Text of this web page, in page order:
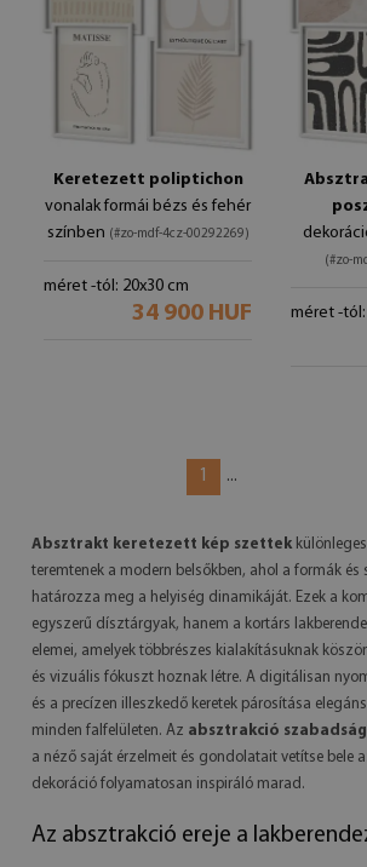
Keretezett poliptichon
vonalak formái bézs és fehér
színben (#zo-mdf-4cz-00292269)
méret -tól: 20x30 cm
34 900 HUF
(#zo-
méret -tól:
1 ...
Absztrakt keretezett kép szettek
teremtenek a modern belsőkben, ahol a formák és
határozza meg a helyiség dinamikáját. Ezek a
egyszerű dísztárgyak, hanem a kortárs
elemei, amelyek többrészes kialakításuknak
és vizuális fókuszt hoznak létre. A digitálisan
és a precízen illeszkedő keretek párosítása
minden falfelületen. Az absztrakció
a néző saját érzelmeit és gondolatait vetítse bele
dekoráció folyamatosan inspiráló marad.
Az absztrakció ereje a